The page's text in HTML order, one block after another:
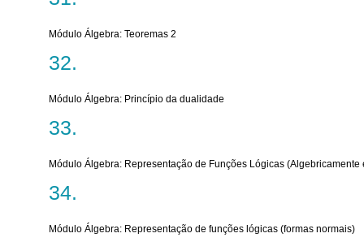
Módulo Álgebra: Teoremas 2
Módulo Álgebra: Princípio da dualidade
Módulo Álgebra: Representação de Funções Lógicas (Algebricamente
Módulo Álgebra: Representação de funções lógicas (formas normais)